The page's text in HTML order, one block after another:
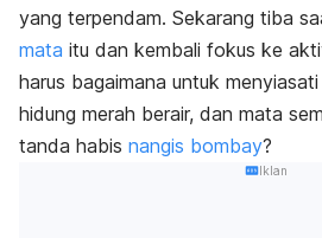
yang terpendam. Sekarang tiba
mata itu dan kembali fokus ke
harus bagaimana untuk
hidung merah berair, dan mata
tanda habis nangis bombay?
Iklan